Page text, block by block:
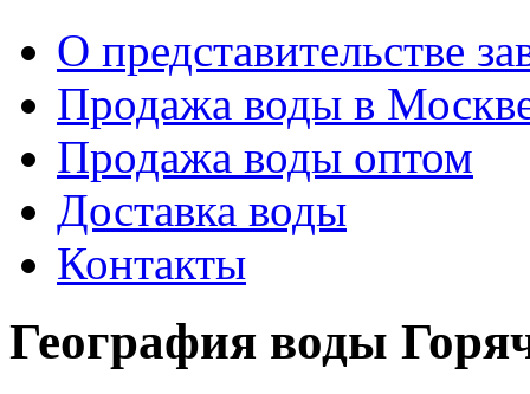
О представительстве
Продажа воды в
Продажа воды оптом
Доставка воды
Контакты
География воды